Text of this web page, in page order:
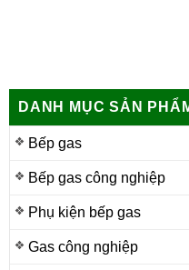
DANH MỤC SẢN
Bếp gas
Bếp gas công nghiệp
Phụ kiện bếp gas
Gas công nghiệp